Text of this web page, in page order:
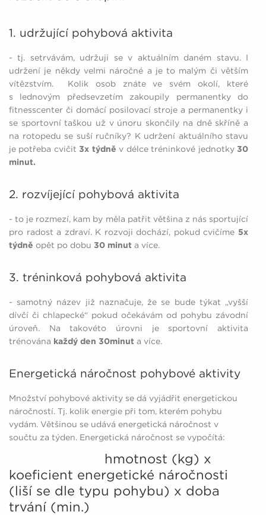
1. udržující pohybová aktivita
- tj. setrvávám, udržuji se v aktuálním daném stavu. I
udržení je někdy velmi náročné a je to malým či větším
vítězstvím. Kolik osob znáte ve svém okolí, které
s lednovým předsevzetím zakoupily permanentky do
fitnesscenter či domácí posilovací stroje a permanentky i
se sportovní taškou už v únoru skončily na dně skříně a
na rotopedu se suší ručníky? K udržení aktuálního stavu
je potřeba cvičit3x týdně v délce tréninkové jednotky30
minut.
2. rozvíjející pohybová aktivita
- to je rozmezí, kam by měla patřit většina z nás sportující
pro radost a zdraví. K rozvoji dochází, pokud cvičíme 5x
týdně opět po dobu 30 minut a více.
3. tréninková pohybová aktivita
- samotný název již naznačuje, že se bude týkat „vyšší
dívčí či chlapecké“ pokud očekávám od pohybu závodní
úroveň. Na takovéto úrovni je sportovní aktivita
trénována každý den 30minut a více.
Energetická náročnost pohybové aktivity
Množství pohybové aktivity se dá vyjádřit energetickou
náročností. Tj. kolik energie při tom, kterém pohybu
vydám. Většinou se udává energetická náročnost v
součtu za týden. Energetická náročnost se vypočítá:
hmotnost (kg) x
koeficient energetické náročnosti
(liší se dle typu pohybu) x doba
trvání (min.)